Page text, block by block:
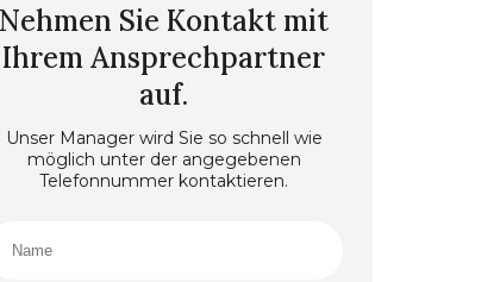
Nehmen Sie Kontakt mit
Ihrem Ansprechpartner
auf.
Unser Manager wird Sie so schnell wie
möglich unter der angegebenen
Telefonnummer kontaktieren.